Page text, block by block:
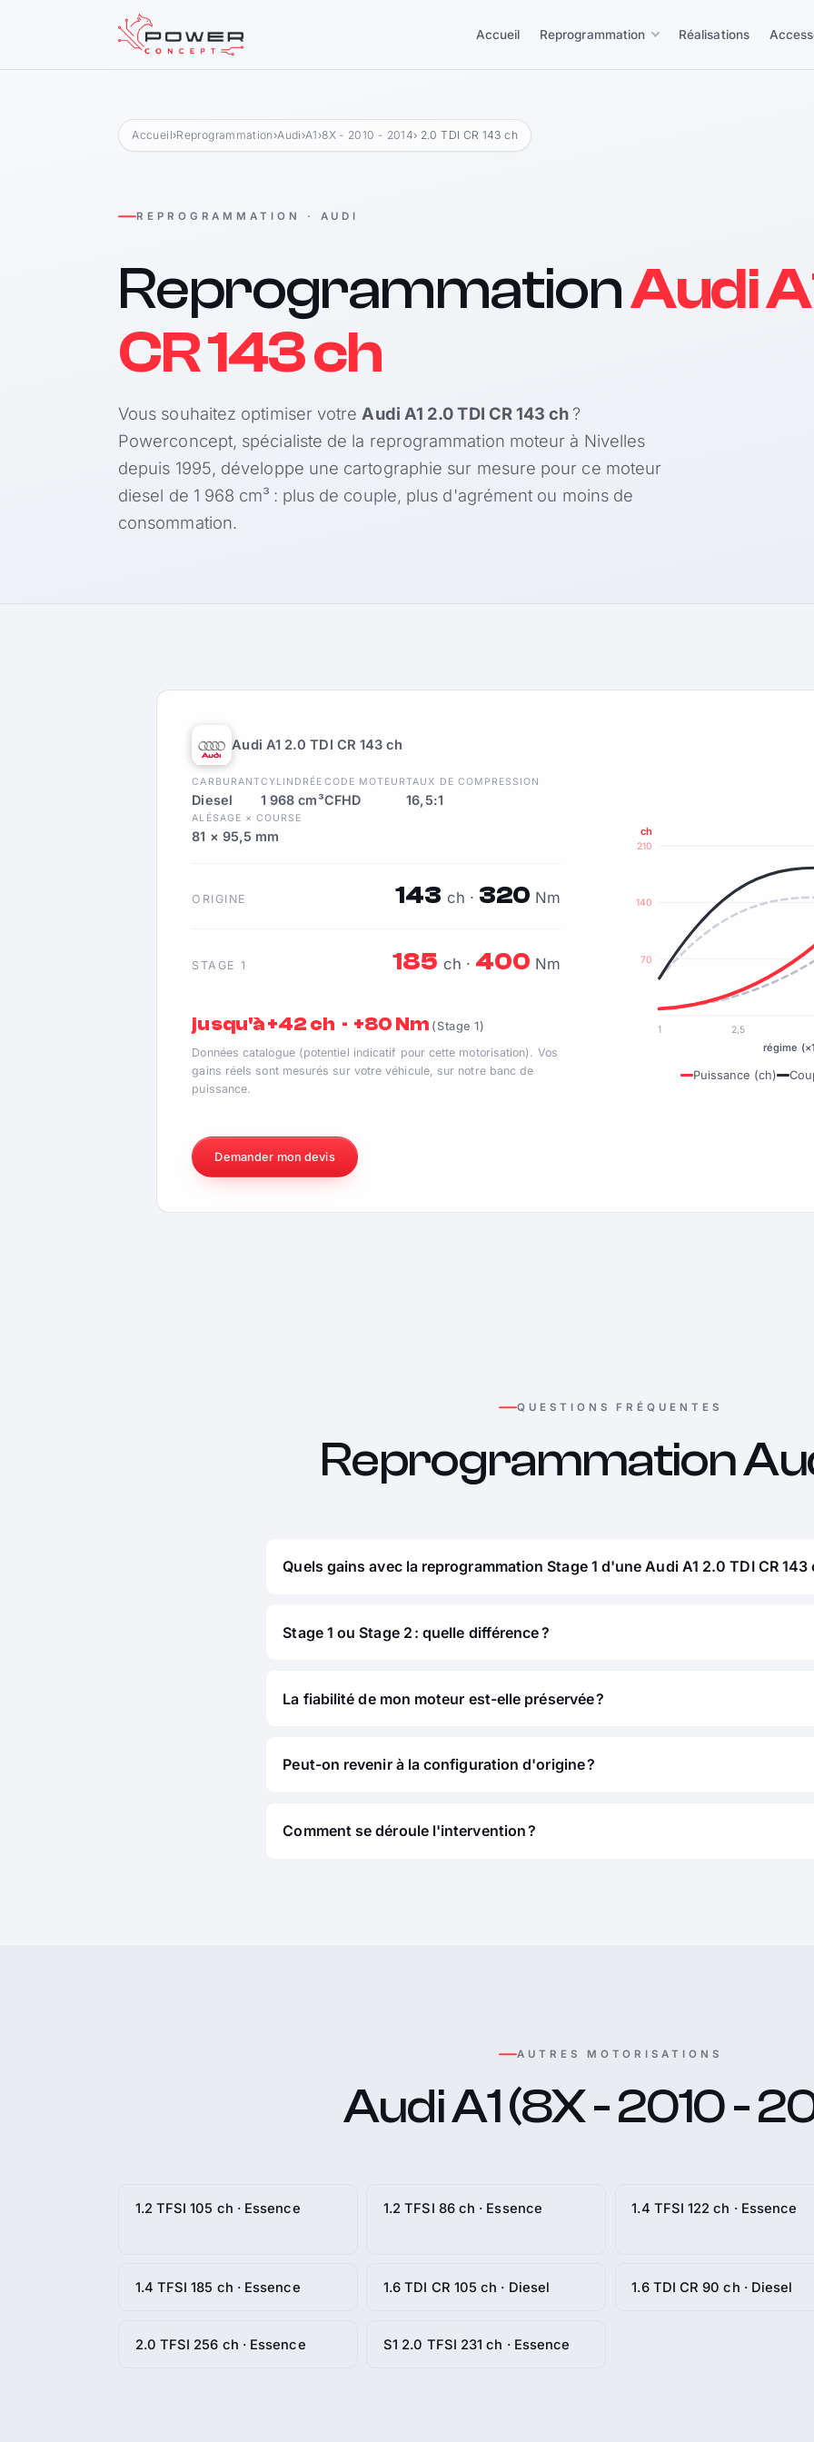
Accueil Reprogrammation Réalisations
Accueil›Reprogrammation ›Audi ›A1 ›8X - 2010 - 2014› 2.0 TDI CR 143 ch
REPROGRAMMATION · AUDI
ReprogrammationAudi
CR 143 ch
Vous souhaitez optimiser votreAudi A1 2.0 TDI CR 143 ch?
Powerconcept, spécialiste de la reprogrammation moteur à Nivelles
depuis 1995, développe une cartographie sur mesure pour ce moteur
diesel de 1 968 cm³ : plus de couple, plus d'agrément ou moins de
consommation.
Audi A1 2.0 TDI CR 143 ch
CARBURANT
Diesel
CYLINDRÉE
1 968 cm³
CODE MOTEUR
CFHD
TAUX DE COMPRESSION
16,5:1
ALÉSAGE × COURSE
81 × 95,5 mm
ORIGINE 143 ch · 320 Nm
STAGE 1 185 ch · 400 Nm
jusqu'à +42 ch · +80 Nm (Stage 1)
Données catalogue (potentiel indicatif pour cette motorisation). Vos
gains réels sont mesurés sur votre véhicule, sur notre banc de
puissance.
70
140
210
ch
1 2,5
régime
Puissance (ch)
Demander mon devis
QUESTIONS FRÉQUENTES
Reprogrammation
Quels gains avec la reprogrammation Stage 1 d'une Audi A1 2.0 TDI CR 143
Stage 1 ou Stage 2 : quelle différence ?
La fiabilité de mon moteur est-elle préservée ?
Peut-on revenir à la configuration d'origine ?
Comment se déroule l'intervention ?
AUTRES MOTORISATIONS
Audi A1 (8X - 2010 -
1.2 TFSI 105 ch · Essence 1.2 TFSI 86 ch · Essence 1.4 TFSI 122 ch · Essence
1.4 TFSI 185 ch · Essence 1.6 TDI CR 105 ch · Diesel 1.6 TDI CR 90 ch · Diesel
2.0 TFSI 256 ch · Essence S1 2.0 TFSI 231 ch · Essence